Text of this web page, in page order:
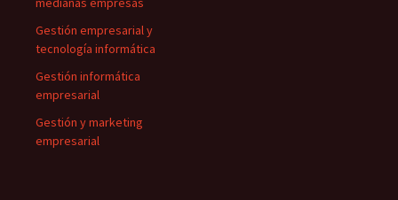
Gestión empresarial y
tecnología informática
Gestión informática
empresarial
Gestión y marketing
empresarial